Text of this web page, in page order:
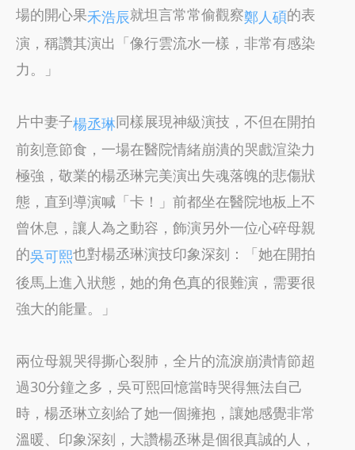
場的開心果禾浩辰就坦言常常偷觀察鄭人碩的表
演，稱讚其演出「像行雲流水一樣，非常有感染
力。」
片中妻子楊丞琳同樣展現神級演技，不但在開拍
前刻意節食，一場在醫院情緒崩潰的哭戲渲染力
極強，敬業的楊丞琳完美演出失魂落魄的悲傷狀
態，直到導演喊「卡！」前都坐在醫院地板上不
曾休息，讓人為之動容，飾演另外一位心碎母親
的吳可熙也對楊丞琳演技印象深刻：「她在開拍
後馬上進入狀態，她的角色真的很難演，需要很
強大的能量。」
兩位母親哭得撕心裂肺，全片的流淚崩潰情節超
過30分鐘之多，吳可熙回憶當時哭得無法自己
時，楊丞琳立刻給了她一個擁抱，讓她感覺非常
溫暖、印象深刻，大讚楊丞琳是個很真誠的人，